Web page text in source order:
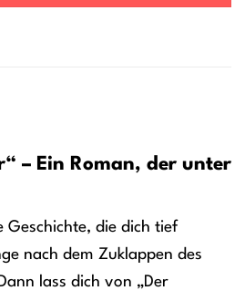
– Ein Roman, der unter
Geschichte, die dich tief
nach dem Zuklappen des
lass dich von „Der